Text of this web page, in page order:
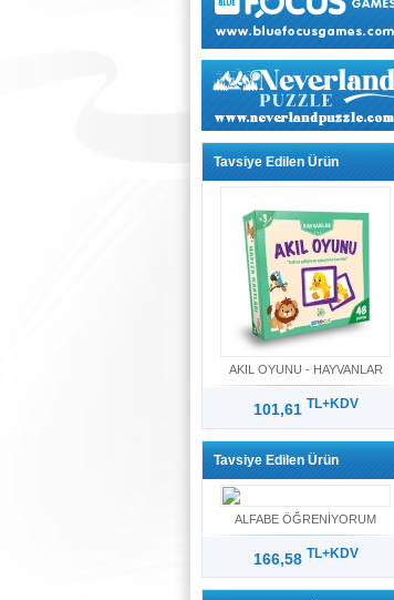
Tavsiye Edilen Ürün
AKIL OYUNU - HAYVANLAR
101,61 TL+KDV
Tavsiye Edilen Ürün
ALFABE ÖĞRENİYORUM
166,58 TL+KDV